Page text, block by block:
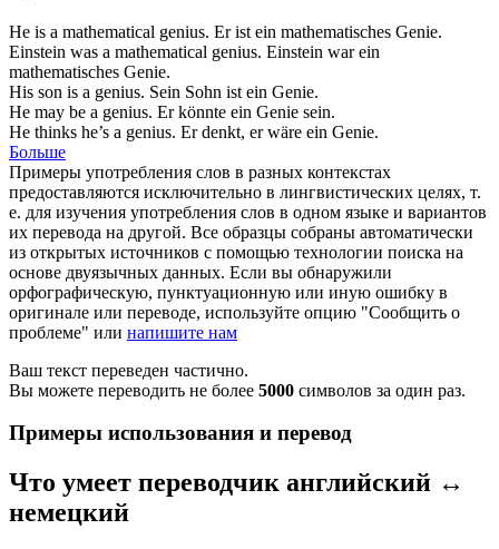
He is a mathematical genius. Er ist ein mathematisches Genie.
Einstein was a mathematical genius. Einstein war ein
mathematisches Genie.
His son is a genius. Sein Sohn ist ein Genie.
He may be a genius. Er könnte ein Genie sein.
He thinks he’s a genius. Er denkt, er wäre ein Genie.
Больше
Примеры употребления слов в разных контекстах
предоставляются исключительно в лингвистических целях, т.
е. для изучения употребления слов в одном языке и вариантов
их перевода на другой. Все образцы собраны автоматически
из открытых источников с помощью технологии поиска на
основе двуязычных данных. Если вы обнаружили
орфографическую, пунктуационную или иную ошибку в
оригинале или переводе, используйте опцию "Сообщить о
проблеме" или напишите нам
Ваш текст переведен частично.
Вы можете переводить не более 5000 символов за один раз.
Примеры использования и перевод
Что умеет переводчик английский ↔
немецкий